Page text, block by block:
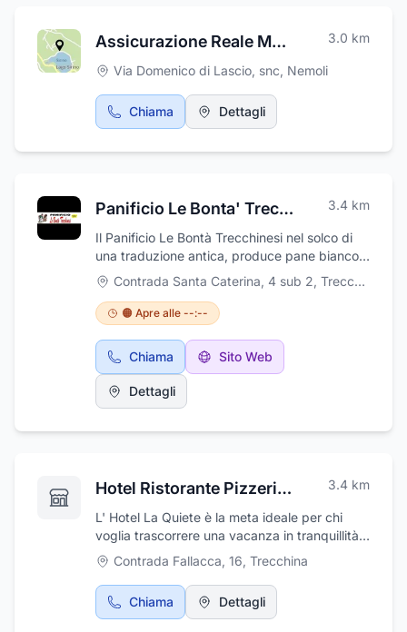
banchetti, per il piacere di pranzare e cenare
all'aria aperta, anche in veranda esterna. La
gelateria Nives invece, ti prenderà per la gola.
Il nostro gelato è composto con frutta
naturale, zucchero d'uva, miele, latte e panna
riconoscimento ed il marchio ufficiale CMG
delle materie prime usate nel gelato. Vi
Assicurazione Reale Mutua Caf e Patronato Anmil 3.0 km
Via Domenico di Lascio, snc, Nemoli
Chiama Dettagli
Panificio Le Bonta' Trecchinesi 3.4 km
Il Panificio Le Bontà Trecchinesi nel solco di
una traduzione antica, produce pane bianco e
semintegrale nei suoi forni a legna situati a
Trecchina, paese in cui l'arte della
panificazione ha origini antichissime. Da oltre
venti anni il panificio propone i propri prodotti
ad una clientela affezionatasi nel corso del
tempo ed in costante crescita. Con gli anni il
panificio Le Bontà Trecchinesi ha diversificato
i propri prodotti, proponendo all'utenza non
bianche e rosse, panettoni, pane, grattugiato.
farina, acqua, sale e lievito madre, lavorati
con passione e maestria, secondo gli
insegnamenti che giungono dai maestri
panettieri di una volta. Il Panificio Le Bontà
Trecchinesi di Iannotti Ludovico e C. s.a.s. è
attivo da vent'anni a Trecchina, in provincia di
Potenza, nella produzione e
commercializzazione di prodotti da forno,
Contrada Santa Caterina, 4 sub 2, Trecchina
🟠 Apre alle --:--
Chiama Sito Web
Dettagli
Hotel Ristorante Pizzeria La Quiete 3.4 km
L' Hotel La Quiete è la meta ideale per chi
voglia trascorrere una vacanza in tranquillità.
L'hotel che è anche Ristorante e Pizzeria
dispone di 26 camere complete di bagno, tv
color e telefono e sono dotate di impianto di
climatizzazione gestibile dai clienti. Le due
Contrada Fallacca, 16, Trecchina
Chiama Dettagli